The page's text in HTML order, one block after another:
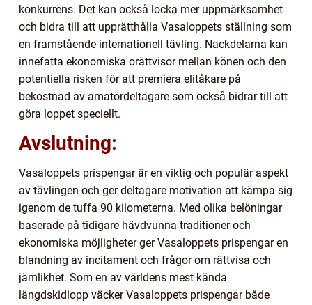
konkurrens. Det kan också locka mer uppmärksamhet
och bidra till att upprätthålla Vasaloppets ställning som
en framstående internationell tävling. Nackdelarna kan
innefatta ekonomiska orättvisor mellan könen och den
potentiella risken för att premiera elitåkare på
bekostnad av amatördeltagare som också bidrar till att
göra loppet speciellt.
Avslutning:
Vasaloppets prispengar är en viktig och populär aspekt
av tävlingen och ger deltagare motivation att kämpa sig
igenom de tuffa 90 kilometerna. Med olika belöningar
baserade på tidigare hävdvunna traditioner och
ekonomiska möjligheter ger Vasaloppets prispengar en
blandning av incitament och frågor om rättvisa och
jämlikhet. Som en av världens mest kända
längdskidlopp väcker Vasaloppets prispengar både